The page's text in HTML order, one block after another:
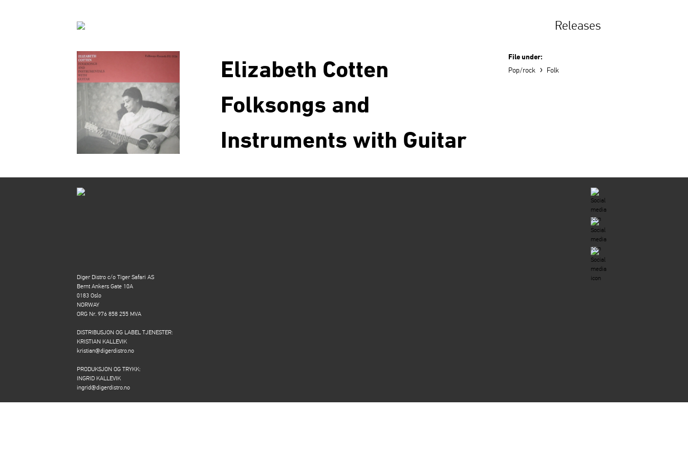
Releases
Elizabeth Cotten
Folksongs and
Instruments with Guitar
File under:
Pop/rock › Folk
Diger Distro c/o Tiger Safari AS
Bernt Ankers Gate 10A
0183 Oslo
NORWAY
ORG Nr. 976 858 255 MVA
DISTRIBUSJON OG LABEL TJENESTER:
KRISTIAN KALLEVIK
kristian@digerdistro.no
PRODUKSJON OG TRYKK:
INGRID KALLEVIK
ingrid@digerdistro.no